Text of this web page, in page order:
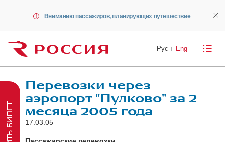
Вниманию пассажиров, планирующих путешествие
Рус Eng
Перевозки через
аэропорт "Пулково" за 2
месяца 2005 года
17.03.05